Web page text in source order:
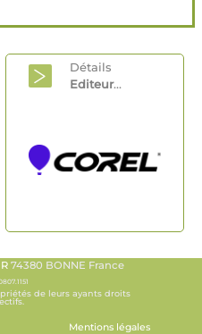
Détails
Editeur...
74380 BONNE France
de leurs ayants droits
Mentions légales